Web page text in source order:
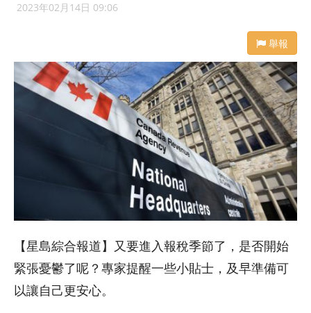
2023年02月14日 09:06
舉報
【星島綜合報道】又要進入報稅季節了，是否開始
緊張憂鬱了呢？專家提醒一些小貼士，及早準備可
以讓自己更安心。